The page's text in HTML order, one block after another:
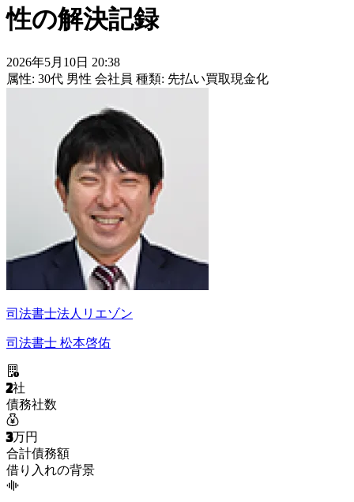
性の解決記録
2026年5月10日 20:38
属性: 30代 男性 会社員 種類: 先払い買取現金化
司法書士法人リエゾン
司法書士 松本啓佑
2社
債務社数
3万円
合計債務額
借り入れの背景